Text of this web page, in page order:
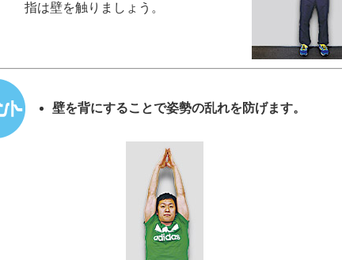
指は壁を触りましょう。
壁を背にすることで姿勢の乱れを防げます。